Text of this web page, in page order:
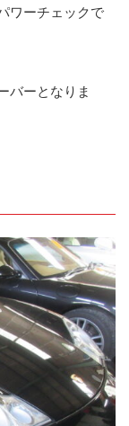
ワーチェックで
バーとなりま